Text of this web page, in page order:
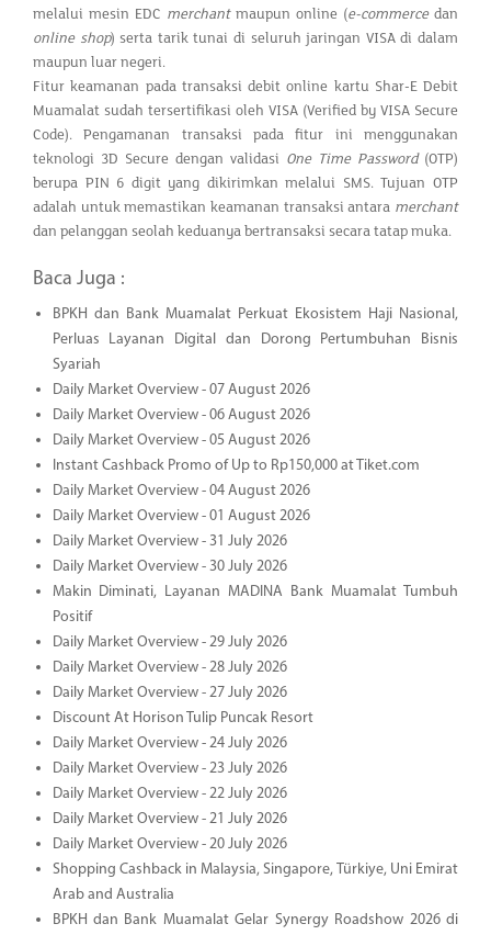
melalui mesin EDC merchantmaupun online (e-commerce dan
online shop) serta tarik tunai di seluruh jaringan VISA di dalam
maupun luar negeri.
Fitur keamanan pada transaksi debit online kartu Shar-E Debit
Muamalat sudah tersertifikasi oleh VISA (Verified by VISA Secure
Code). Pengamanan transaksi pada fitur ini menggunakan
teknologi 3D Secure dengan validasi One Time Password(OTP)
berupa PIN 6 digit yang dikirimkan melalui SMS. Tujuan OTP
adalah untuk memastikan keamanan transaksi antara merchant
dan pelanggan seolah keduanya bertransaksi secara tatap muka.
Baca Juga :
BPKH dan Bank Muamalat Perkuat Ekosistem Haji Nasional,
Perluas Layanan Digital dan Dorong Pertumbuhan Bisnis
Syariah
Daily Market Overview - 07 August 2026
Daily Market Overview - 06 August 2026
Daily Market Overview - 05 August 2026
Instant Cashback Promo of Up to Rp150,000 at Tiket.com
Daily Market Overview - 04 August 2026
Daily Market Overview - 01 August 2026
Daily Market Overview - 31 July 2026
Daily Market Overview - 30 July 2026
Makin Diminati, Layanan MADINA Bank Muamalat Tumbuh
Positif
Daily Market Overview - 29 July 2026
Daily Market Overview - 28 July 2026
Daily Market Overview - 27 July 2026
Discount At Horison Tulip Puncak Resort
Daily Market Overview - 24 July 2026
Daily Market Overview - 23 July 2026
Daily Market Overview - 22 July 2026
Daily Market Overview - 21 July 2026
Daily Market Overview - 20 July 2026
Shopping Cashback in Malaysia, Singapore, Türkiye, Uni Emirat
Arab and Australia
BPKH dan Bank Muamalat Gelar Synergy Roadshow 2026 di